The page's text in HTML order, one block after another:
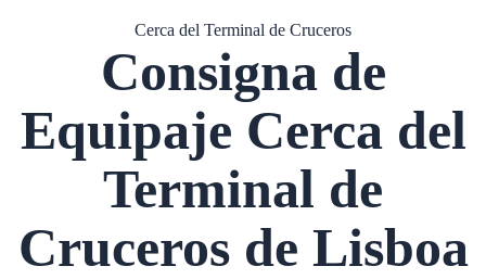
Cerca del Terminal de Cruceros
Consigna de
Equipaje Cerca del
Terminal de
Cruceros de Lisboa